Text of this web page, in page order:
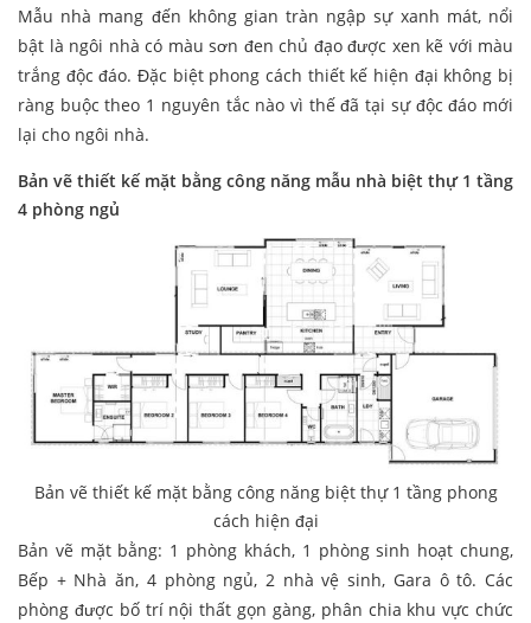
Mẫu nhà mang đến không gian tràn ngập sự xanh mát, nổi
bật là ngôi nhà có màu sơn đen chủ đạo được xen kẽ với màu
trắng độc đáo. Đặc biệt phong cách thiết kế hiện đại không bị
ràng buộc theo 1 nguyên tắc nào vì thế đã tại sự độc đáo mới
lại cho ngôi nhà.
Bản vẽ thiết kế mặt bằng công năng mẫu nhà biệt thự 1 tầng
4 phòng ngủ
Bản vẽ thiết kế mặt bằng công năng biệt thự 1 tầng phong
cách hiện đại
Bản vẽ mặt bằng: 1 phòng khách, 1 phòng sinh hoạt chung,
Bếp + Nhà ăn, 4 phòng ngủ, 2 nhà vệ sinh, Gara ô tô. Các
phòng được bố trí nội thất gọn gàng, phân chia khu vực chức